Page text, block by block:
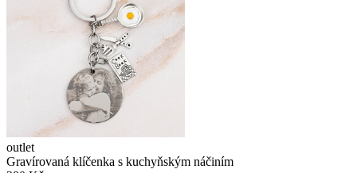
outlet
Gravírovaná klíčenka s kuchyňským náčiním